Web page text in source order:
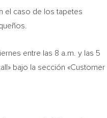
el caso de los tapetes
entre las 8 a.m. y las 5
bajo la sección «Customer